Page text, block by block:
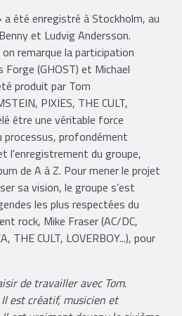
a été enregistré à Stockholm, au
et Ludvig Andersson.
remarque la participation
Forge (GHOST) et Michael
produit par Tom
PIXIES, THE CULT,
être une véritable force
profondément
l'enregistrement du groupe,
de A à Z. Pour mener le projet
sa vision, le groupe s’est
les plus respectées du
rock, Mike Fraser (AC/DC,
THE CULT, LOVERBOY...), pour
de travailler avec Tom.
Il est créatif, musicien et